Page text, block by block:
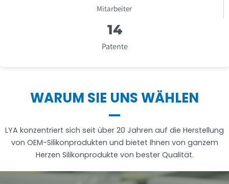
Mitarbeiter
Patente
14
WARUM SIE UNS WÄHLEN
LYA konzentriert sich seit über 20 Jahren auf die Herstellung
von OEM-Silikonprodukten und bietet Ihnen von ganzem
Herzen Silikonprodukte von bester Qualität.